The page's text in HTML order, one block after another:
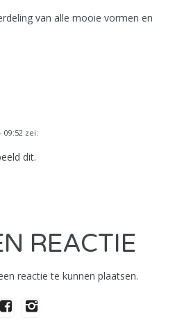
van alle mooie vormen en
09:52 zei:
dit.
REACTIE
reactie te kunnen plaatsen.